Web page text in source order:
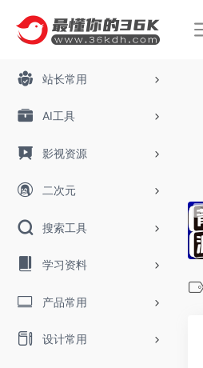
站长常用
AI工具
影视资源
二次元
搜索工具
学习资料
产品常用
设计常用